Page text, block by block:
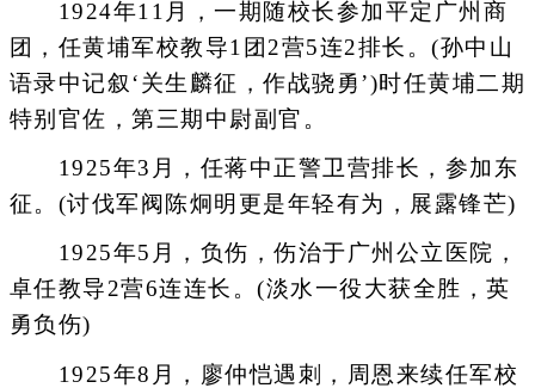
1924年11月，一期随校长参加平定广州商
团，任黄埔军校教导1团2营5连2排长。(孙中山
语录中记叙‘关生麟征，作战骁勇’)时任黄埔二期
特别官佐，第三期中尉副官。
1925年3月，任蒋中正警卫营排长，参加东
征。(讨伐军阀陈炯明更是年轻有为，展露锋芒)
1925年5月，负伤，伤治于广州公立医院，
卓任教导2营6连连长。(淡水一役大获全胜，英
勇负伤)
1925年8月，廖仲恺遇刺，周恩来续任军校